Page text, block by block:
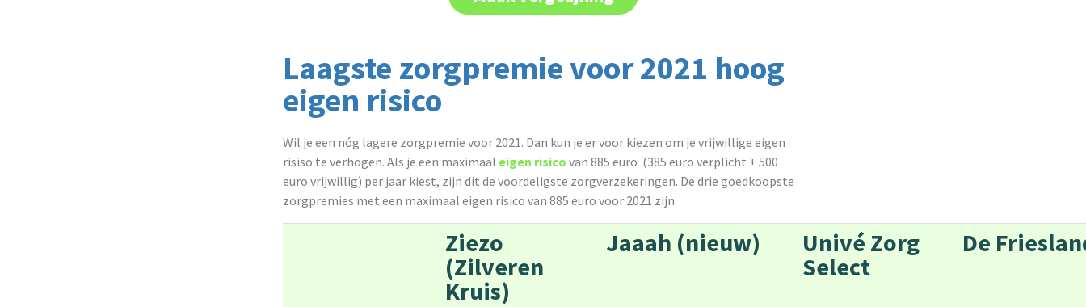
Laagste zorgpremie voor 2021 hoog
eigen risico
Wil je een nóg lagere zorgpremie voor 2021. Dan kun je er voor kiezen om je vrijwillige eigen
risiso te verhogen. Als je een maximaal eigen risico van 885 euro (385 euro verplicht + 500
euro vrijwillig) per jaar kiest, zijn dit de voordeligste zorgverzekeringen. De drie goedkoopste
zorgpremies met een maximaal eigen risico van 885 euro voor 2021 zijn:
Ziezo
(Zilveren
Kruis)
Jaaah (nieuw) Univé Zorg
Select
De